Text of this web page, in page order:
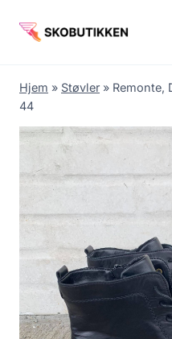
Hjem » Støvler » Remonte,
44